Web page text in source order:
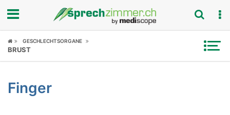
Fokus
Symptome
GESCHLECHTSORGANE
BRUST
Finger